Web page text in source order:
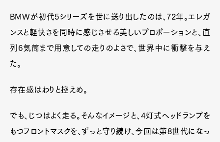
BMWが初代5シリーズを世に送り出したのは、72年。エレガ
ンスと軽快さを同時に感じさせる美しいプロポーションと、直
列6気筒まで用意しての走りのよさで、世界中に衝撃を与え
た。
存在感はわりと控えめ。
でも、じつはよく走る。そんなイメージと、4灯式ヘッドランプを
もつフロントマスクを、ずっと守り続け、今回は第8世代になっ